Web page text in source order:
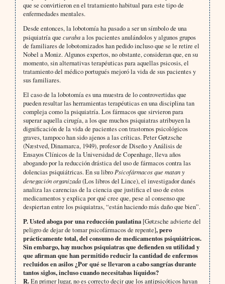
que se convirtieron en el tratamiento habitual para este tipo de
enfermedades mentales.
Desde entonces, la lobotomía ha pasado a ser un símbolo de una
psiquiatría que curabaa los pacientes anulándolos y algunos grupos
de familiares de lobotomizados han pedido incluso que se le retire el
Nobel a Moniz. Algunos expertos, no obstante, consideran que, en su
momento, sin alternativas terapéuticas para aquellas psicosis, el
tratamiento del médico portugués mejoró la vida de sus pacientes y
sus familiares.
El caso de la lobotomía es una muestra de lo controvertidas que
pueden resultar las herramientas terapéuticas en una disciplina tan
compleja como la psiquiatría. Los fármacos que sirvieron para
superar aquella cirugía, a los que muchos psiquiatras atribuyen la
dignificación de la vida de pacientes con trastornos psicológicos
graves, tampoco han sido ajenos a las críticas. Peter Gøtzsche
(Næstved, Dinamarca, 1949), profesor de Diseño y Análisis de
Ensayos Clínicos de la Universidad de Copenhage, lleva años
abogando por la reducción drástica del uso de fármacos contra las
dolencias psiquiátricas. En su libro Psicofármacos que matan y
denegación organizada(Los libros del Lince), el investigador danés
analiza las carencias de la ciencia que justifica el uso de estos
medicamentos y explica por qué cree que, pese al consenso que
despiertan entre los psiquiatras, “están haciendo más daño que bien”.
P.Usted aboga por una reducción paulatina [Gøtzsche advierte del
peligro de dejar de tomar psicofármacos de repente], pero
prácticamente total, del consumo de medicamentos psiquiátricos.
Sin embargo, hay muchos psiquiatras que defienden su utilidad y
que afirman que han permitido reducir la cantidad de enfermos
recluidos en asilos ¿Por qué se llevaron a cabo sangrías durante
tantos siglos, incluso cuando necesitabas líquidos?
R.En primer lugar, no es correcto decir que los antipsicóticos hayan